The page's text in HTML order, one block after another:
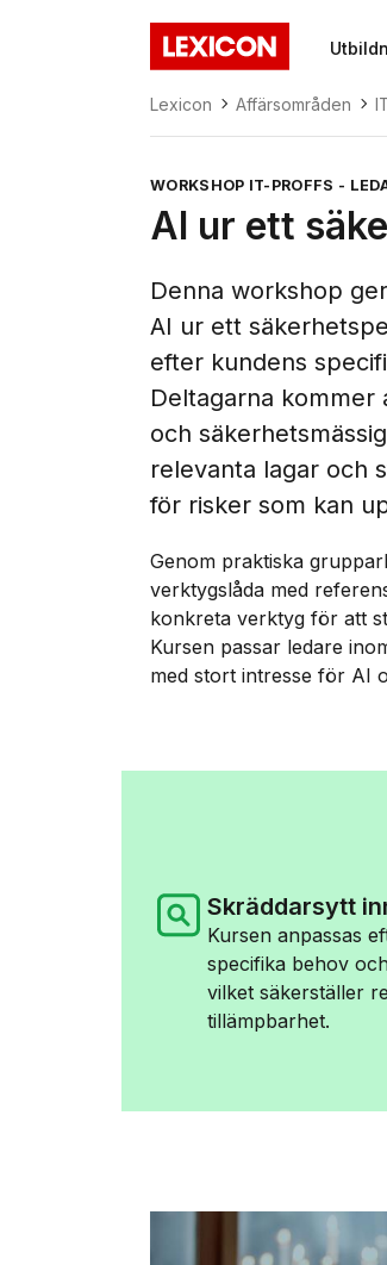
Gå direkt till huvudinnehållet
Lexicon
Lexicon Affärsområden
WORKSHOP IT-PROFFS -
AI ur ett
Denna workshop
AI ur ett
efter kundens
Deltagarna kommer
och
relevanta lagar och
för risker som kan
Genom praktiska
verktygslåda med
konkreta verktyg för att
Kursen passar ledare
med stort intresse för AI
Skräddarsytt
Kursen anpassas
specifika behov
vilket säkerställer
tillämpbarhet.